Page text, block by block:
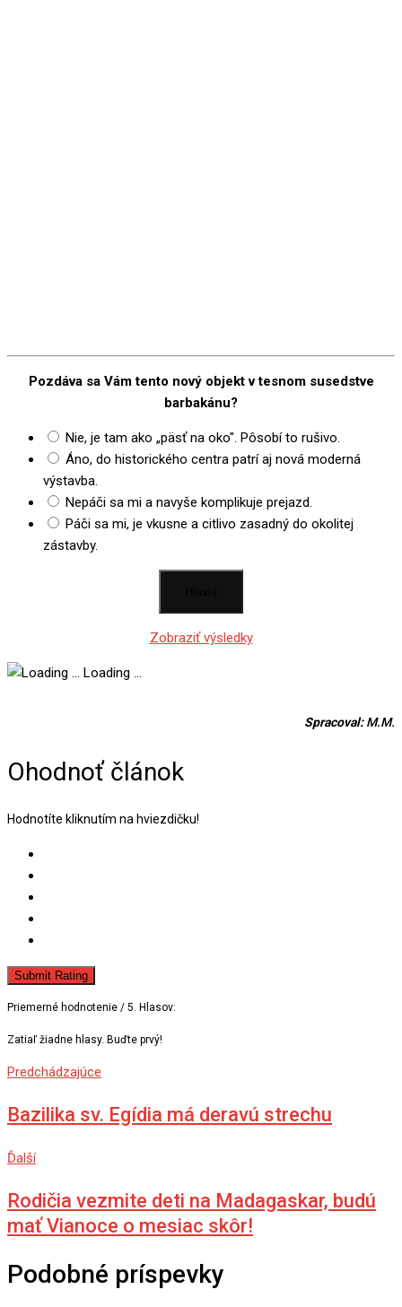
Pozdáva sa Vám tento nový objekt v tesnom susedstve
barbakánu?
Nie, je tam ako „päsť na oko". Pôsobí to rušivo.
Áno, do historického centra patrí aj nová moderná
výstavba.
Nepáči sa mi a navyše komplikuje prejazd.
Páči sa mi, je vkusne a citlivo zasadný do okolitej
zástavby.
Zobraziť výsledky
Loading ...
Spracoval:M.M.
Ohodnoť článok
Hodnotíte kliknutím na hviezdičku!
Submit Rating
Priemerné hodnotenie / 5. Hlasov:
Zatiaľ žiadne hlasy. Buďte prvý!
Predchádzajúce
Bazilika sv. Egídia má deravú strechu
Ďalší
Rodičia vezmite deti na Madagaskar, budú
mať Vianoce o mesiac skôr!
Podobné príspevky